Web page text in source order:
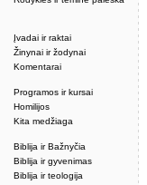
Įvadai ir raktai
Žinynai ir žodynai
Komentarai
Programos ir kursai
Homilijos
Kita medžiaga
Biblija ir Bažnyčia
Biblija ir gyvenimas
Biblija ir teologija